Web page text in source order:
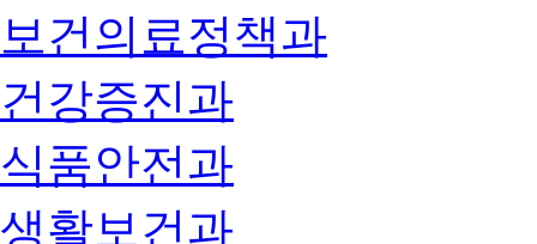
보건의료정책과
건강증진과
식품안전과
생활보건과